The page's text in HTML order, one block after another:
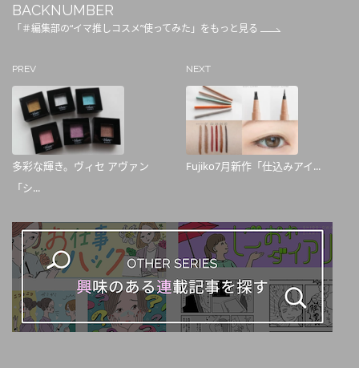
BACKNUMBER
「＃編集部の“イマ推しコスメ”使ってみた」をもっと見る
PREV
多彩な輝き。ヴィセ アヴァン
「シ...
NEXT
Fujiko7月新作「仕込みアイ...